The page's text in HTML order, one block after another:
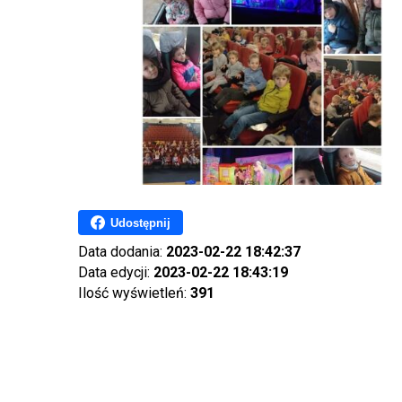
Udostępnij
Data dodania: 2023-02-22 18:42:37
Data edycji: 2023-02-22 18:43:19
Ilość wyświetleń: 391